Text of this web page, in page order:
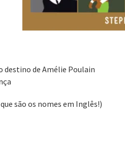
destino de Amélie Poulain
são os nomes em Inglês!)